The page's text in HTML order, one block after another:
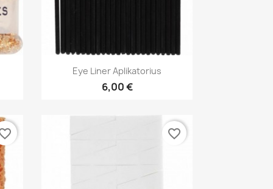
Greita peržiūra
Eye Liner Aplikatorius
6,00 €
favorite_border